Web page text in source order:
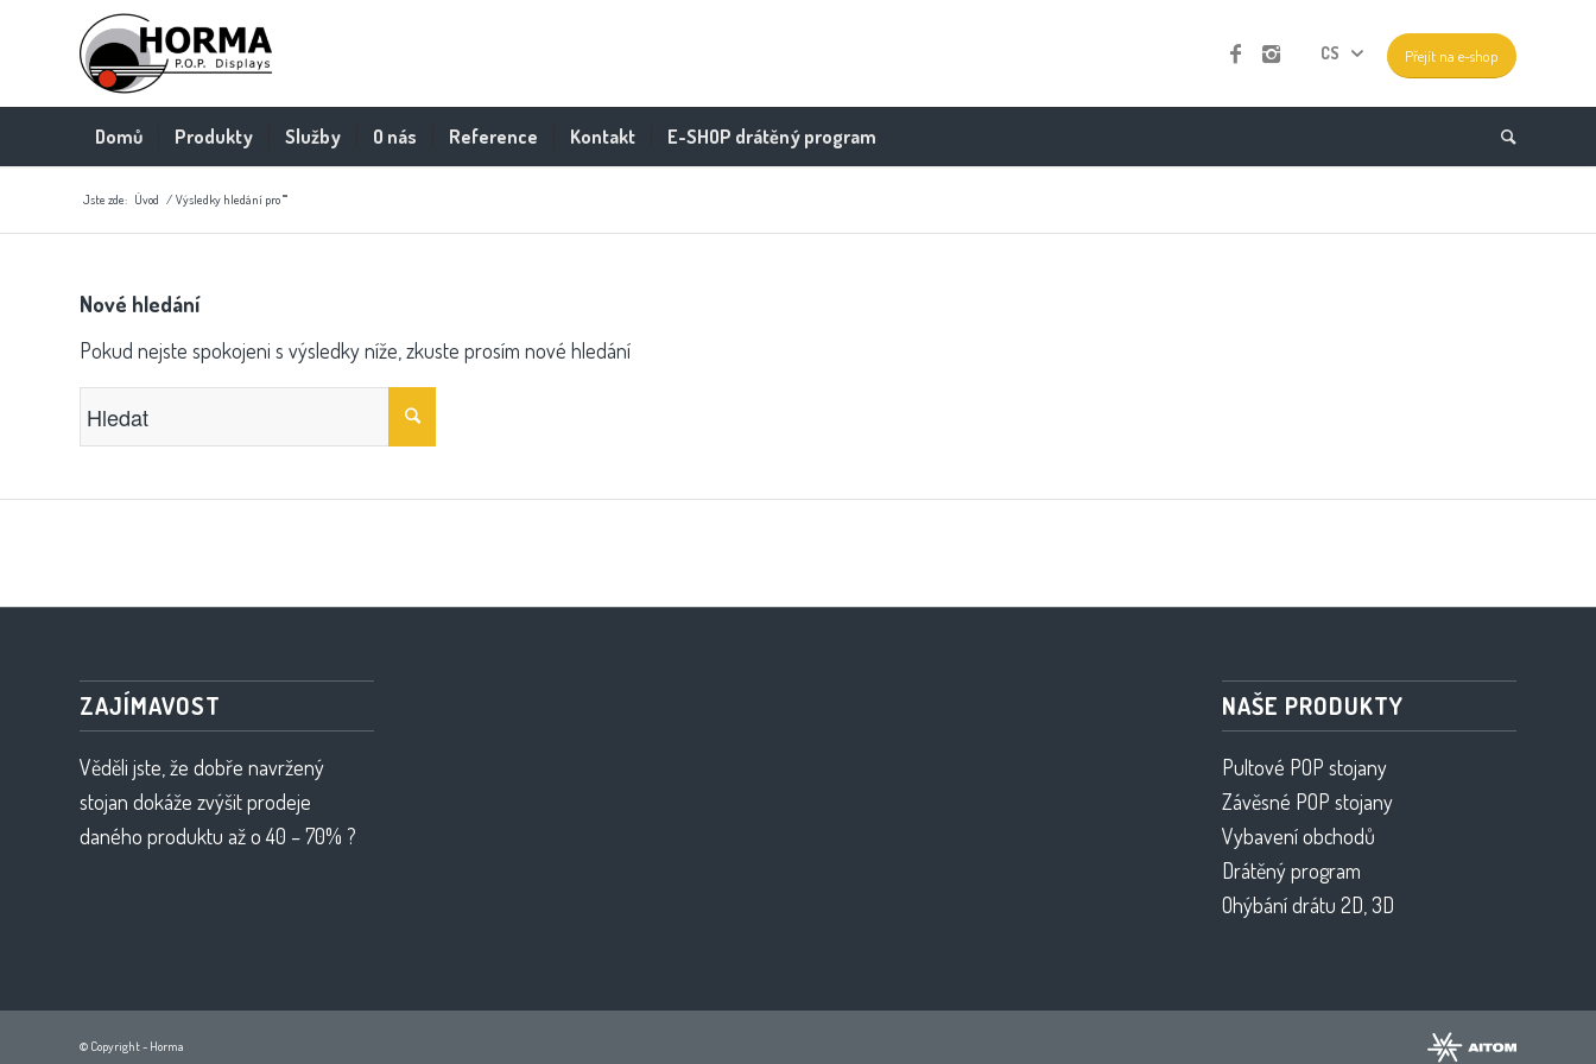
Přejít na e-shop
CS
Domů Produkty Služby O nás Reference Kontakt E-SHOP drátěný program
Jste zde: Úvod / Výsledky hledání pro ""
Nové hledání
Pokud nejste spokojeni s výsledky níže, zkuste prosím nové hledání
ZAJÍMAVOST
Věděli jste, že dobře navržený
stojan dokáže zvýšit prodeje
daného produktu až o 40 – 70% ?
NAŠE PRODUKTY
Pultové POP stojany
Závěsné POP stojany
Vybavení obchodů
Drátěný program
Ohýbání drátu 2D, 3D
© Copyright - Horma